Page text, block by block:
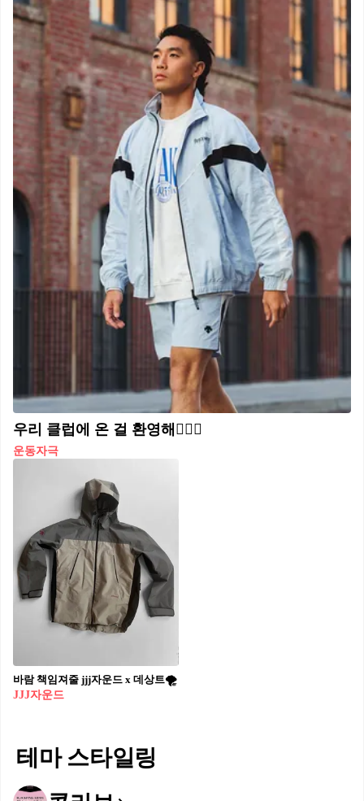
우리 클럽에 온 걸 환영해🏋🏼🔥
운동자극
바람 책임져줄 jjj자운드 x 데상트🌪️
JJJ자운드
테마 스타일링